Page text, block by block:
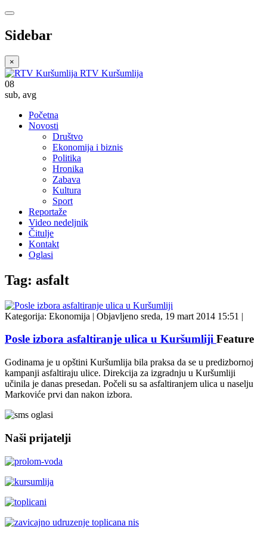
Sidebar
×
RTV Kuršumlija
08
sub, avg
Početna
Novosti
Društvo
Ekonomija i biznis
Politika
Hronika
Zabava
Kultura
Sport
Reportaže
Video nedeljnik
Čitulje
Kontakt
Oglasi
Tag: asfalt
Kategorija: Ekonomija | Objavljeno sreda, 19 mart 2014 15:51 |
Posle izbora asfaltiranje ulica u Kuršumliji Feature
Godinama je u opštini Kuršumlija bila praksa da se u predizbornoj
kampanji asfaltiraju ulice. Direkcija za izgradnju u Kuršumliji
učinila je danas presedan. Počeli su sa asfaltiranjem ulica u naselju
Markoviće prvi dan nakon izbora.
Naši prijatelji